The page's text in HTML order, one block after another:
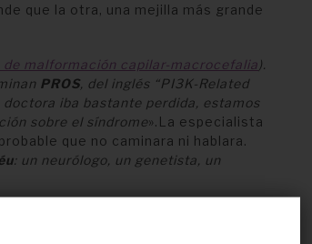
que la otra, una mejilla más grande
de malformación capilar-macrocefalia).
PROS , del inglés “PI3K-Related
iba bastante perdida, estamos
sobre el síndrome».La especialista
que no caminara ni hablara.
: un neurólogo, un genetista, un